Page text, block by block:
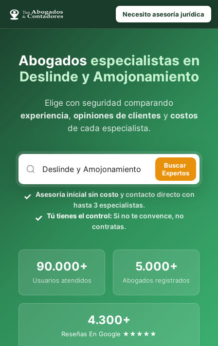
Necesito asesoría jurídica
Abogados especialistas en
Deslinde y Amojonamiento
Elige con seguridad comparando
experiencia, opiniones de clientes y costos
de cada especialista.
Buscar
Expertos
Asesoría inicial sin costo y contacto directo con
hasta 3 especialistas.
Tú tienes el control:Si no te convence, no
contratas.
90.000+
Usuarios atendidos
5.000+
Abogados registrados
4.300+
Reseñas En Google ★★★★★